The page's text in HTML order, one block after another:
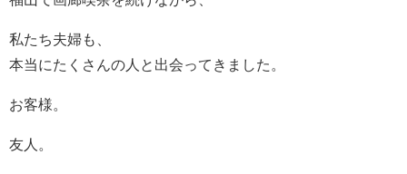
私たち夫婦も、
本当にたくさんの人と出会ってきました。
お客様。
友人。